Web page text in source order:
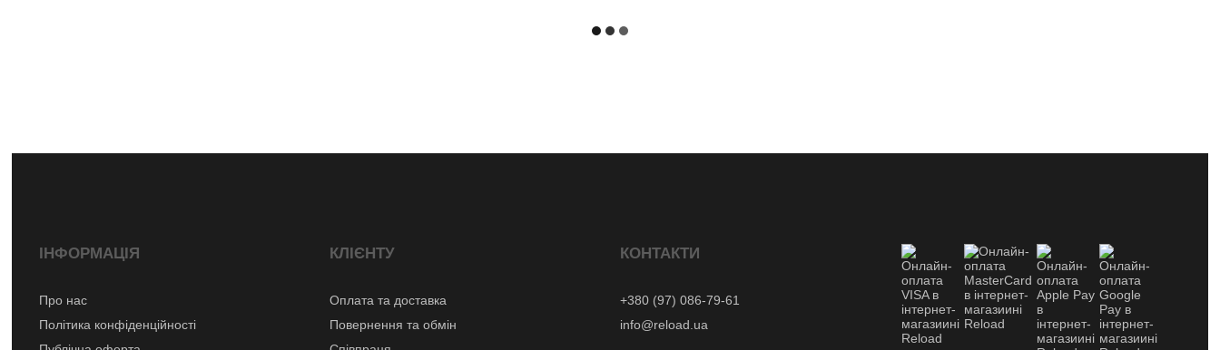
ІНФОРМАЦІЯ
Про нас
Політика конфіденційності
КЛІЄНТУ
Оплата та доставка
Повернення та обмін
КОНТАКТИ
+380 (97) 086-79-61
info@reload.ua